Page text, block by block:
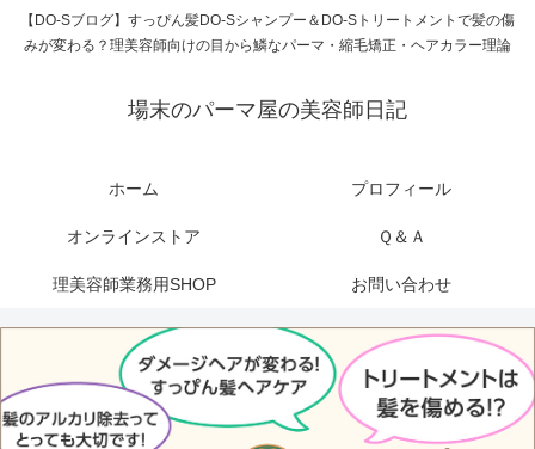
【DO-Sブログ】すっぴん髪DO-Sシャンプー＆DO-Sトリートメントで髪の傷
みが変わる？理美容師向けの目から鱗なパーマ・縮毛矯正・ヘアカラー理論
場末のパーマ屋の美容師日記
ホーム プロフィール
オンラインストア Ｑ＆Ａ
理美容師業務用SHOP お問い合わせ